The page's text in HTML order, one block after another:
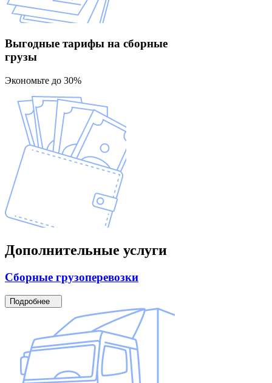
Выгодные тарифы на сборные
грузы
Экономьте до 30%
Дополнительные услуги
Сборные грузоперевозки
Подробнее